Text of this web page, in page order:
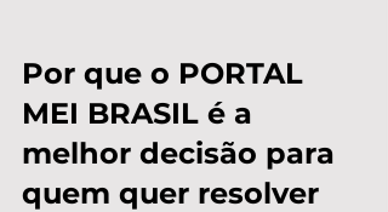
Por que o PORTAL
MEI BRASIL é a
melhor decisão para
quem quer resolver